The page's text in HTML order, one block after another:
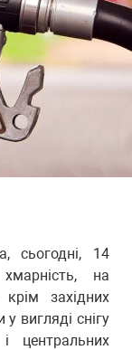
сьогодні, 14
на
крім західних
вигляді снігу
центральних